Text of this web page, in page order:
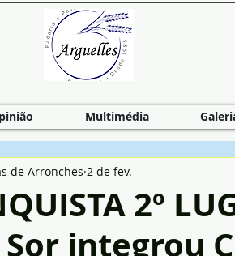
Multimédia
2º
integrou
de Arronches 2 de fev.